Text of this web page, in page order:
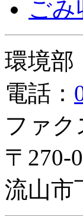
ご
環境
電話：
ファク
〒270-
流山市